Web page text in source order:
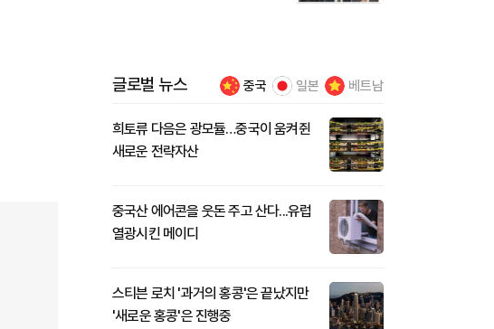
글로벌 뉴스 중국 일본 베트남
희토류 다음은 광모듈…중국이 움켜쥔
새로운 전략자산
중국산 에어콘을 웃돈 주고 산다...유럽
열광시킨 메이디
스티븐 로치 '과거의 홍콩'은 끝났지만
'새로운 홍콩'은 진행중